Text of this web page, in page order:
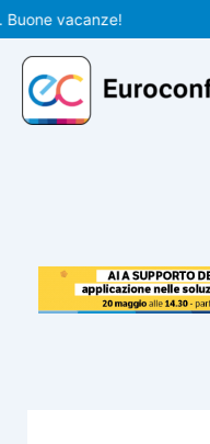
Vai
al
contenuto
vacanze!